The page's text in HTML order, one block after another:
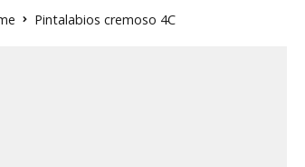
Pintalabios cremoso 4C